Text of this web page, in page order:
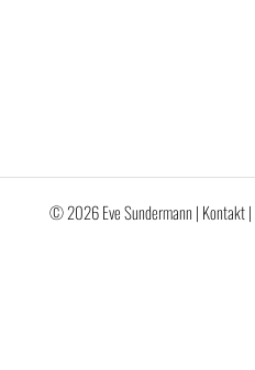
© 2026 Eve Sundermann | Kontakt|